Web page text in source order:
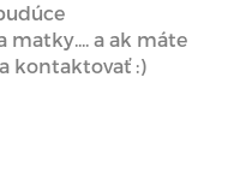
matky.... a ak máte
kontaktovať :)